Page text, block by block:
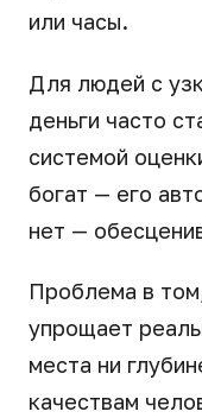
или часы.
Для людей с
деньги часто
системой
богат — его
нет —
Проблема в
упрощает
места ни
качествам